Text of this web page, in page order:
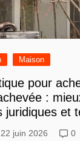
Maison
pour
:
juridiques et
22 juin 2026 0